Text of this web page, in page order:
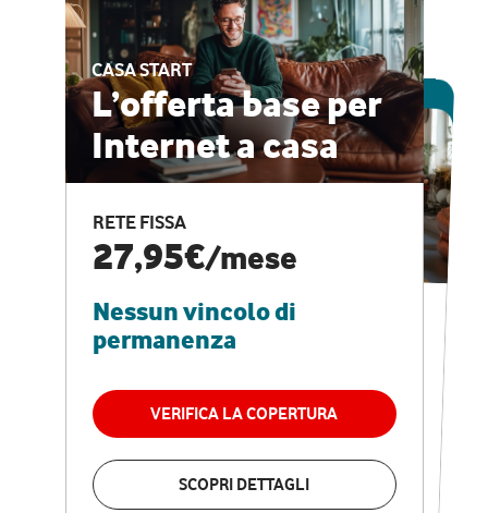
CASA START
L’offerta base per
Internet a casa
RETE FISSA
27,95€/mese
Nessun vincolo di
permanenza
VERIFICA LA COPERTURA
SCOPRI DETTAGLI
ESCLUSIVA ONLINE
CASA PRO
Internet veloce e
vantaggi speciali
RETE FISSA + VODAFONE CLUB
29,95€
permanenza
VERIFICA LA COPERTURA